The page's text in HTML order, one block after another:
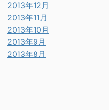
2013年12月
2013年11月
2013年10月
2013年9月
2013年8月